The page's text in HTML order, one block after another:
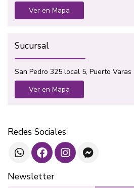
Ver en Mapa
Sucursal
San Pedro 325 local 5, Puerto Varas
Ver en Mapa
Redes Sociales
Newsletter